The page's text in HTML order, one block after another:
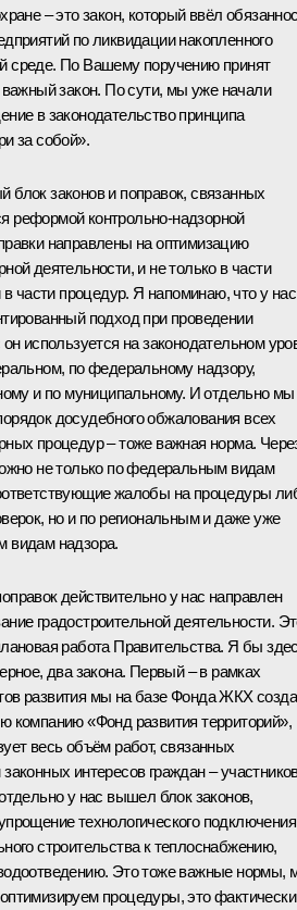
– это закон, который ввёл
по ликвидации накопленного
среде. По Вашему поручению принят
важный закон. По сути, мы уже начали
в законодательство принципа
за собой».
законов и поправок, связанных
реформой контрольно-надзорной
направлены на оптимизацию
деятельности, и не только в части
в части процедур. Я напоминаю, что у нас
подход при проведении
используется на законодательном
по федеральному надзору,
и по муниципальному. И отдельно мы
досудебного обжалования всех
процедур – тоже важная норма.
не только по федеральным видам
жалобы на процедуры
но и по региональным и даже уже
видам надзора.
действительно у нас направлен
градостроительной деятельности.
работа Правительства. Я бы
два закона. Первый – в рамках
развития мы на базе Фонда ЖКХ
компанию «Фонд развития территорий»,
весь объём работ, связанных
интересов граждан –
у нас вышел блок законов,
технологического подключения
строительства к теплоснабжению,
Это тоже важные нормы,
процедуры, это фактически